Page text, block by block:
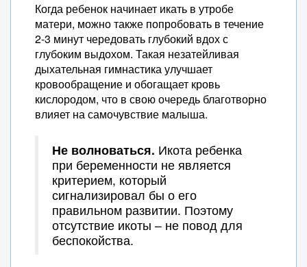
Когда ребенок начинает икать в утробе
матери, можно также попробовать в течение
2-3 минут чередовать глубокий вдох с
глубоким выдохом. Такая незатейливая
дыхательная гимнастика улучшает
кровообращение и обогащает кровь
кислородом, что в свою очередь благотворно
влияет на самочувствие малыша.
Не волноваться. Икота ребенка
при беременности не является
критерием, который
сигнализировал бы о его
правильном развитии. Поэтому
отсутствие икоты – не повод для
беспокойства.